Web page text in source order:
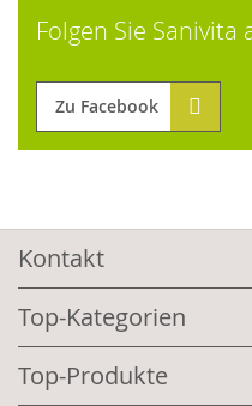
Folgen Sie Sanivita
Zu Facebook
Kontakt
Top-Kategorien
Top-Produkte